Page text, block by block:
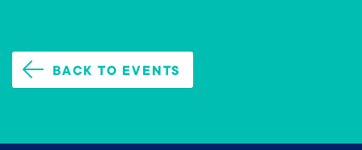
BACK TO EVENTS